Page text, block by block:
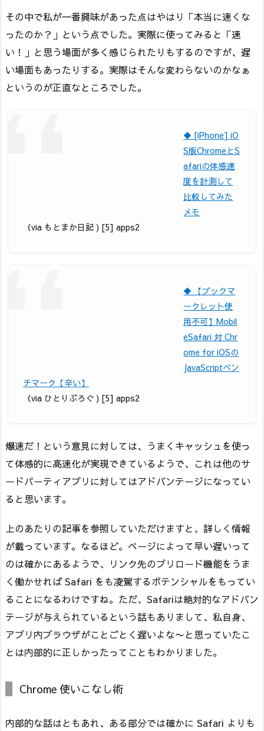
その中で私が一番興味があった点はやはり「本当に速くな
ったのか？」という点でした。実際に使ってみると「速
い！」と思う場面が多く感じられたりもするのですが、遅
い場面もあったりする。実際はそんな変わらないのかなぁ
というのが正直なところでした。
◆ [iPhone] iO
S版ChromeとS
afariの体感速
度を計測して
比較してみた
メモ
（via もとまか日記 ) [5] apps2
◆ 【ブックマ
ークレット使
用不可】Mobil
eSafari 対 Chr
ome for iOSの
JavaScriptベン
チマーク【辛い】
（via ひとりぶろぐ ) [5] apps2
爆速だ！という意見に対しては、うまくキャッシュを使っ
て体感的に高速化が実現できているようで、これは他のサ
ードパーティアプリに対してはアドバンテージになってい
ると思います。
上のあたりの記事を参照していただけますと、詳しく情報
が載っています。なるほど。ページによって早い遅いって
のは確かにあるようで、リンク先のプリロード機能をうま
く働かせれば Safari をも凌駕するポテンシャルをもってい
ることになるわけですね。ただ、Safariは絶対的なアドバン
テージが与えられているという話もありまして、私自身、
アプリ内ブラウザがことごとく遅いよな〜と思っていたこ
とは内部的に正しかったってこともわかりました。
Chrome 使いこなし術
内部的な話はともあれ、ある部分では確かに Safari よりも